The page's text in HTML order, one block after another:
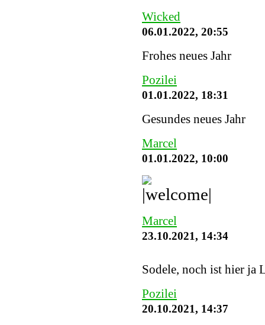
Wicked
06.01.2022, 20:55
Frohes neues Jahr
Pozilei
01.01.2022, 18:31
Gesundes neues Jahr
Marcel
01.01.2022, 10:00
Marcel
23.10.2021, 14:34
Sodele, noch ist hier ja
Pozilei
20.10.2021, 14:37